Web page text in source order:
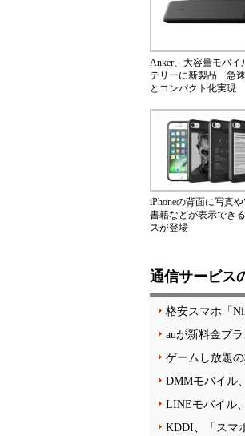
Anker、大容量モバイ
テリーに新製品 急
とコンパクト化実現
iPhoneの背面に写真
書籍などが表示でき
スが登場
通信サービス
格安スマホ「
auが新料金プ
ゲームし放題
DMMモバイル
LINEモバイル
KDDI、「スマ